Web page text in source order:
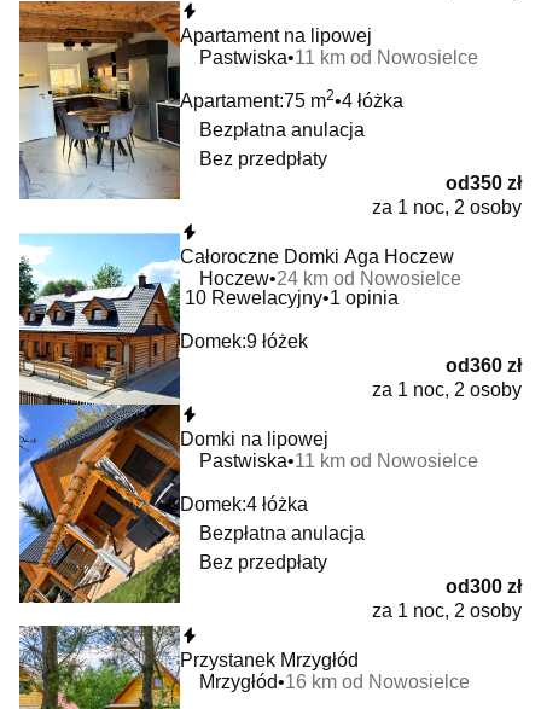
Apartament na lipowej
Pastwiska 11 km od Nowosielce
Apartament:75 m2 4 łóżka
Bezpłatna anulacja
Bez przedpłaty
od350 zł
za 1 noc, 2 osoby
Całoroczne Domki Aga Hoczew
Hoczew 24 km od Nowosielce
10 Rewelacyjny 1 opinia
Domek:9 łóżek
od360 zł
za 1 noc, 2 osoby
Domki na lipowej
Pastwiska 11 km od Nowosielce
Domek:4 łóżka
Bezpłatna anulacja
Bez przedpłaty
od300 zł
za 1 noc, 2 osoby
Przystanek Mrzygłód
Mrzygłód 16 km od Nowosielce